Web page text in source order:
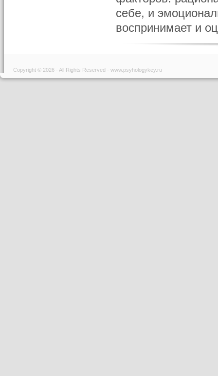
себе, и
воспринимает и
Copyright © 2026 - All Rights Reserved - www.psyhologykey.ru